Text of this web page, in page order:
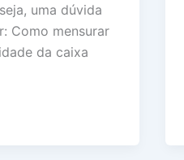
uma dúvida
Como mensurar
da caixa